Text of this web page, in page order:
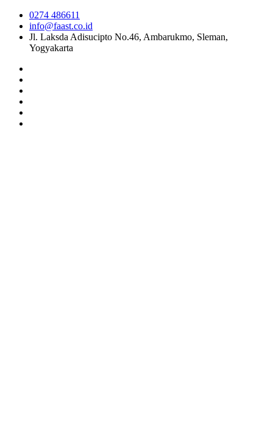
0274 486611
info@faast.co.id
Jl. Laksda Adisucipto No.46, Ambarukmo, Sleman,
Yogyakarta